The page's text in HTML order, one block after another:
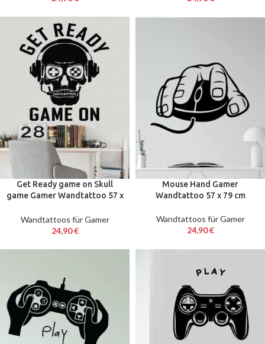
Get Ready game on Skull
game Gamer Wandtattoo 57 x
Wandtattoos für Gamer
24,90€
Mouse Hand Gamer
Wandtattoo 57 x 79 cm
Wandtattoos für Gamer
24,90€